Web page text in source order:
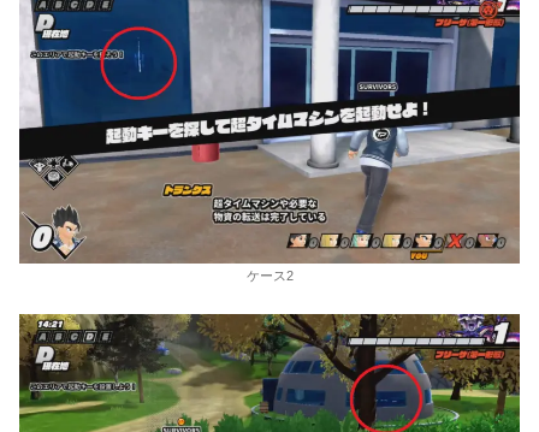
ケース2